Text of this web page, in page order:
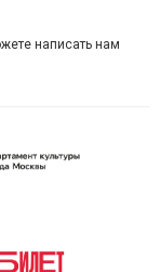
написать нам